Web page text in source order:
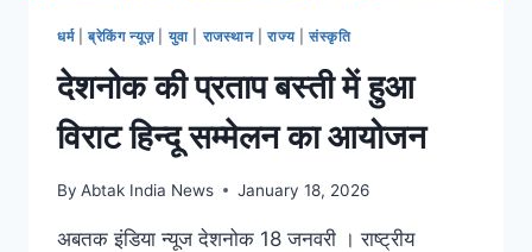
धर्म| ब्रेकिंग न्यूज़| युवा| राजस्थान|राज्य| संस्कृति
देशनोक की प्रताप बस्ती में हुआ
विराट हिन्दू सम्मेलन का आयोजन
By Abtak India News January 18, 2026
अबतक इंडिया न्यूज देशनोक 18 जनवरी । राष्ट्रीय